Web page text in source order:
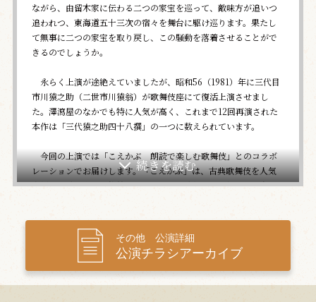
ながら、由留木家に伝わる二つの家宝を巡って、敵味方が追いつ
追われつ、東海道五十三次の宿々を舞台に駆け巡ります。果たし
て無事に二つの家宝を取り戻し、この騒動を落着させることがで
きるのでしょうか。
永らく上演が途絶えていましたが、昭和56（1981）年に三代目
市川猿之助（二世市川猿翁）が歌舞伎座にて復活上演させまし
た。澤瀉屋のなかでも特に人気が高く、これまで12回再演された
本作は「三代猿之助四十八撰」の一つに数えられています。
今回の上演では「こえかぶ 朗読で楽しむ歌舞伎」とのコラボ
レーションでお届けします。「こえかぶ」は、古典歌舞伎を人気
声優陣が読み上げる松竹のオリジナル朗読劇で、歌舞伎初心者に
原伝授手習鑑』などの時代物から『籠釣瓶花街酔醒』『雪暮夜入
谷畦道』『廓文章』などの世話物まで古典の名作にチャレンジ
し、大きな話題となりました。
本公演では京都三条大橋より三十九番目の宿場にあたる池鯉鮒
までを。そして、掛川より箱根大滝までを「こえかぶ」が担いま
その他 公演詳細
公演チラシアーカイブ